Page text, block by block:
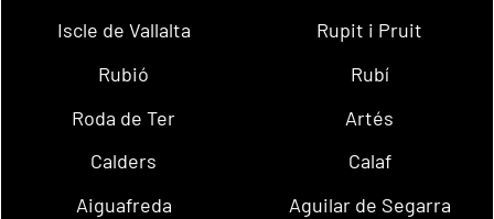
Iscle de Vallalta
Rupit i Pruit
Rubió
Rubí
Roda de Ter
Artés
Calders
Calaf
Aiguafreda
Aguilar de Segarra